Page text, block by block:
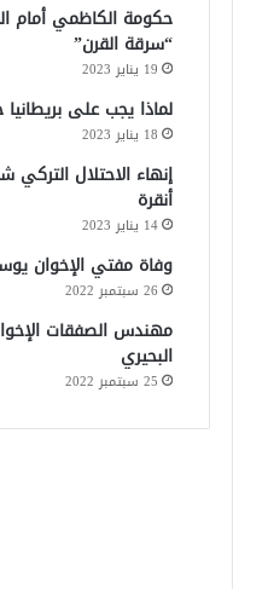
حكومة الكاظمي أمام
“سرقة القرن”
19 يناير 2023
لماذا يجب على
18 يناير 2023
إنهاء الاحتلال
أنقرة
14 يناير 2023
وفاة مفتي الإخوان
26 سبتمبر 2022
مهندس الصفقات
البحيري
25 سبتمبر 2022